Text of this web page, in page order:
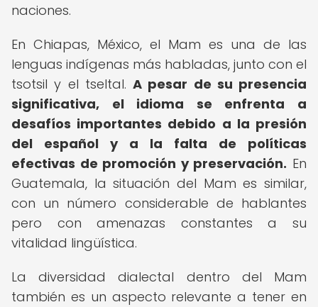
naciones.
En Chiapas, México, el Mam es una de las
lenguas indígenas más habladas, junto con el
tsotsil y el tseltal. A pesar de su presencia
significativa, el idioma se enfrenta a
desafíos importantes debido a la presión
del español y a la falta de políticas
efectivas de promoción y preservación. En
Guatemala, la situación del Mam es similar,
con un número considerable de hablantes
pero con amenazas constantes a su
vitalidad lingüística.
La diversidad dialectal dentro del Mam
también es un aspecto relevante a tener en